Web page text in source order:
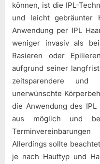
können, ist die IPL-
und leicht gebräunter
Anwendung per IPL
weniger invasiv als
Rasieren oder
aufgrund seiner
zeitsparendere und
unerwünschte
die Anwendung des
aus möglich und
Allerdings sollte
je nach Hauttyp und